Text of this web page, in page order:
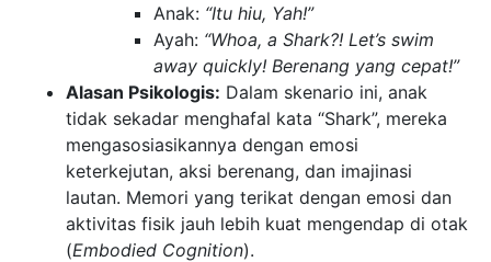
Anak: “Itu hiu, Yah!”
Ayah: “Whoa, a Shark?! Let’s swim
away quickly! Berenang yang cepat!”
Alasan Psikologis: Dalam skenario ini, anak
tidak sekadar menghafal kata “Shark”, mereka
mengasosiasikannya dengan emosi
keterkejutan, aksi berenang, dan imajinasi
lautan. Memori yang terikat dengan emosi dan
aktivitas fisik jauh lebih kuat mengendap di otak
(Embodied Cognition).